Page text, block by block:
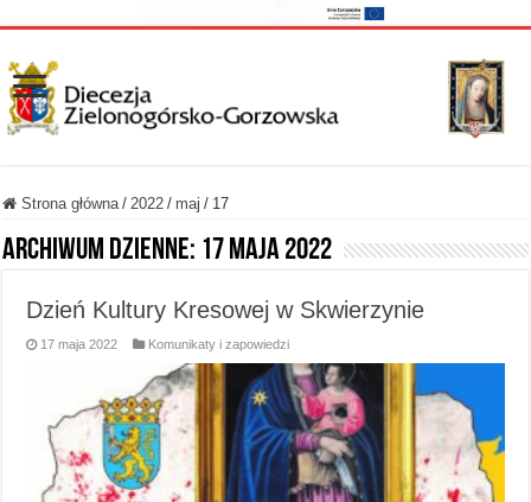
Strona główna / 2022 / maj / 17
Archiwum dzienne: 17 maja 2022
Dzień Kultury Kresowej w Skwierzynie
17 maja 2022 Komunikaty i zapowiedzi